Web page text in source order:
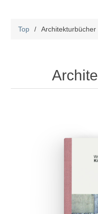
Top / Architekturbücher